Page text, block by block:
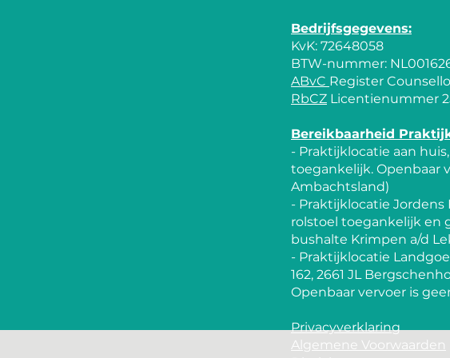
​Bedrijfsgegevens:
KvK: 72648058
BTW-nummer:
ABvC Register
RbCZ Licentienummer
Bereikbaarheid
- Praktijklocatie aan
toegankelijk. Openbaar
Ambachtsland)
- Praktijklocatie Jordens
rolstoel toegankelijk en
bushalte Krimpen a/d
- Praktijklocatie
162, 2661 JL
Openbaar vervoer is
Privacyverklaring
Algemene Voorwaarden